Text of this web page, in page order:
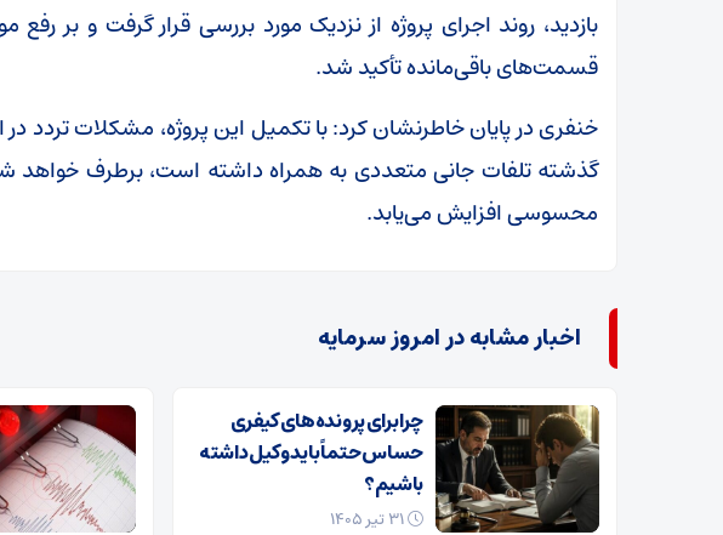
بازدید، روند اجرای پروژه از نزدیک مورد بررسی قرار گرفت و بر
قسمت‌های باقی‌مانده تأکید شد.
خنفری در پایان خاطرنشان کرد: با تکمیل این پروژه، مشکلات تردد
گذشته تلفات جانی متعددی به همراه داشته است، برطرف خواهد
محسوسی افزایش می‌یابد.
اخبار مشابه در امروز سرمایه
چرا برای پرونده‌های کیفری
حساس حتماً باید وکیل داشته
باشیم؟